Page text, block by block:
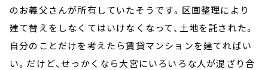
のお義父さんが所有していたそうです。区画整理により
建て替えをしなくてはいけなくなって、土地を託された。
自分のことだけを考えたら賃貸マンションを建てればい
い。だけど、せっかくなら大宮にいろいろな人が混ざり合